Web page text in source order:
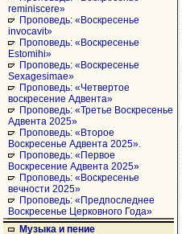
reminiscere»
Проповедь: «Воскресенье
invocavit»
Проповедь: «Воскресенье
Estomihi»
Проповедь: «Воскресенье
Sexagesimae»
Проповедь: «Четвертое
воскресение Адвента»
Проповедь: «Третье Воскресенье
Адвента 2025»
Проповедь: «Второе
Воскресенье Адвента 2025».
Проповедь: «Первое
Воскресение Адвента 2025»
Проповедь: «Воскресенье
вечности 2025»
Проповедь: «Предпоследнее
Воскресенье Церковного Года»
Музыка и пение